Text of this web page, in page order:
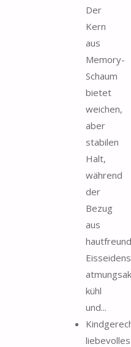
Der
Kern
aus
Memory-
Schaum
bietet
weichen,
aber
stabilen
Halt,
während
der
Bezug
aus
kühl
und...
liebevolles